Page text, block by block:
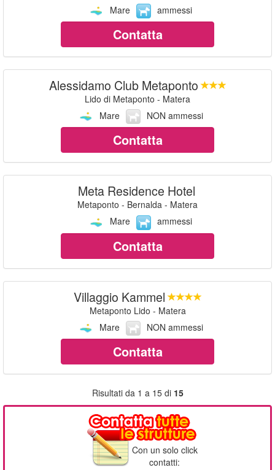
Mare
ammessi
Contatta
Alessidamo Club Metaponto
Lido di Metaponto - Matera
Mare
NON ammessi
Contatta
Meta Residence Hotel
Metaponto - Bernalda - Matera
Mare
ammessi
Contatta
Villaggio Kammel
Metaponto Lido - Matera
Mare
NON ammessi
Contatta
Risultati da 1 a 15 di 15
Con un solo click
contatti: